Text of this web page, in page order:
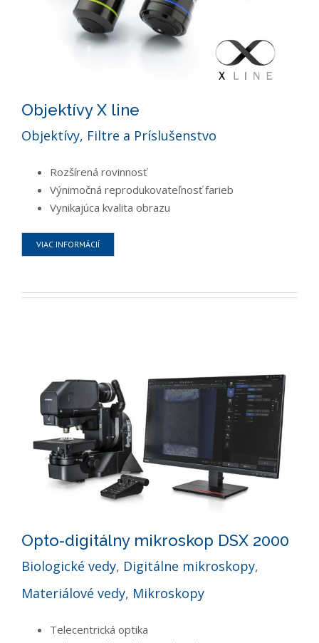
Objektívy X line
Objektívy, Filtre a Príslušenstvo
Rozšírená rovinnosť
Výnimočná reprodukovateľnosť farieb
Vynikajúca kvalita obrazu
VIAC INFORMÁCIÍ
Opto-digitálny mikroskop DSX 2000
Biologické vedy, Digitálne mikroskopy,
Materiálové vedy, Mikroskopy
Telecentrická optika